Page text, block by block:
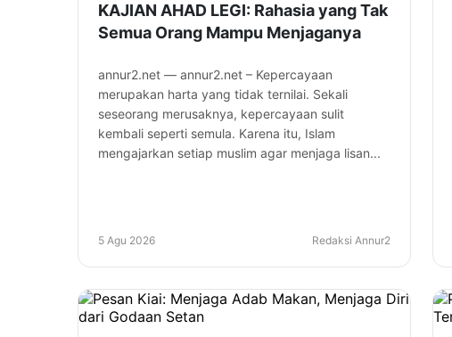
KAJIAN AHAD LEGI: Rahasia yang Tak
Semua Orang Mampu Menjaganya
annur2.net — annur2.net – Kepercayaan
merupakan harta yang tidak ternilai. Sekali
seseorang merusaknya, kepercayaan sulit
kembali seperti semula. Karena itu, Islam
mengajarkan setiap muslim agar menjaga lisan...
5 Agu 2026 Redaksi Annur2